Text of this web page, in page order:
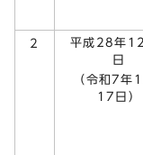
2
平成28年
日
（令和7年
17日）